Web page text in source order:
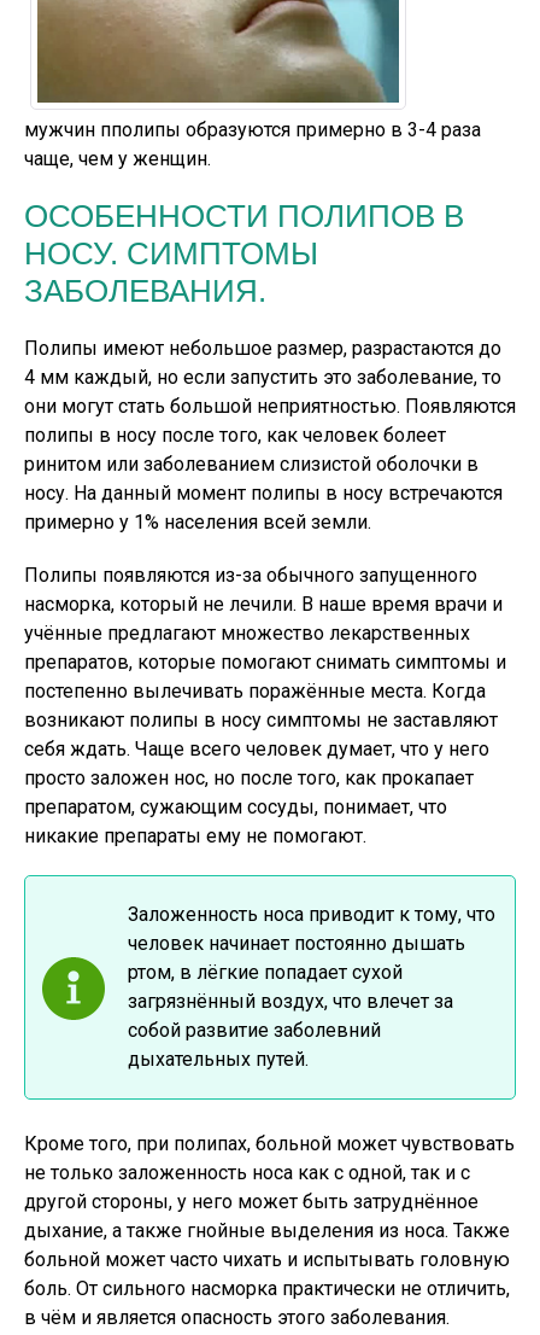
мужчин пполипы образуются примерно в 3-4 раза
чаще, чем у женщин.
ОСОБЕННОСТИ ПОЛИПОВ В
НОСУ. СИМПТОМЫ
ЗАБОЛЕВАНИЯ.
Полипы имеют небольшое размер, разрастаются до
4 мм каждый, но если запустить это заболевание, то
они могут стать большой неприятностью. Появляются
полипы в носу после того, как человек болеет
ринитом или заболеванием слизистой оболочки в
носу. На данный момент полипы в носу встречаются
примерно у 1% населения всей земли.
Полипы появляются из-за обычного запущенного
насморка, который не лечили. В наше время врачи и
учённые предлагают множество лекарственных
препаратов, которые помогают снимать симптомы и
постепенно вылечивать поражённые места. Когда
возникают полипы в носу симптомы не заставляют
себя ждать. Чаще всего человек думает, что у него
просто заложен нос, но после того, как прокапает
препаратом, сужающим сосуды, понимает, что
никакие препараты ему не помогают.
Заложенность носа приводит к тому, что
человек начинает постоянно дышать
ртом, в лёгкие попадает сухой
загрязнённый воздух, что влечет за
собой развитие заболевний
дыхательных путей.
Кроме того, при полипах, больной может чувствовать
не только заложенность носа как с одной, так и с
другой стороны, у него может быть затруднённое
дыхание, а также гнойные выделения из носа. Также
больной может часто чихать и испытывать головную
боль. От сильного насморка практически не отличить,
в чём и является опасность этого заболевания.